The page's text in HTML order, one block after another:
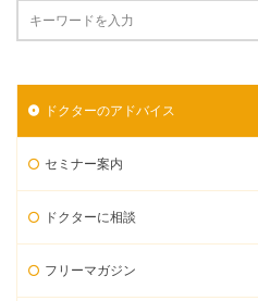
ドクターのアドバイス
セミナー案内
ドクターに相談
フリーマガジン